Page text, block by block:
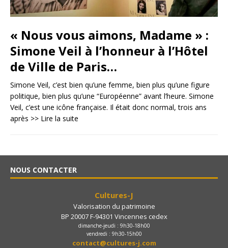
« Nous vous aimons, Madame » :
Simone Veil à l’honneur à l’Hôtel
de Ville de Paris…
Simone Veil, c’est bien qu’une femme, bien plus qu’une figure
politique, bien plus qu’une “Européenne” avant l’heure. Simone
Veil, c’est une icône française. Il était donc normal, trois ans
après >> Lire la suite
NOUS CONTACTER
Cultures-J
Valorisation du patrimoine
BP 20007 F-94301 Vincennes cedex
dimanche-jeudi : 9h30-18h00
vendredi : 9h30-15h00
contact@cultures-j.com